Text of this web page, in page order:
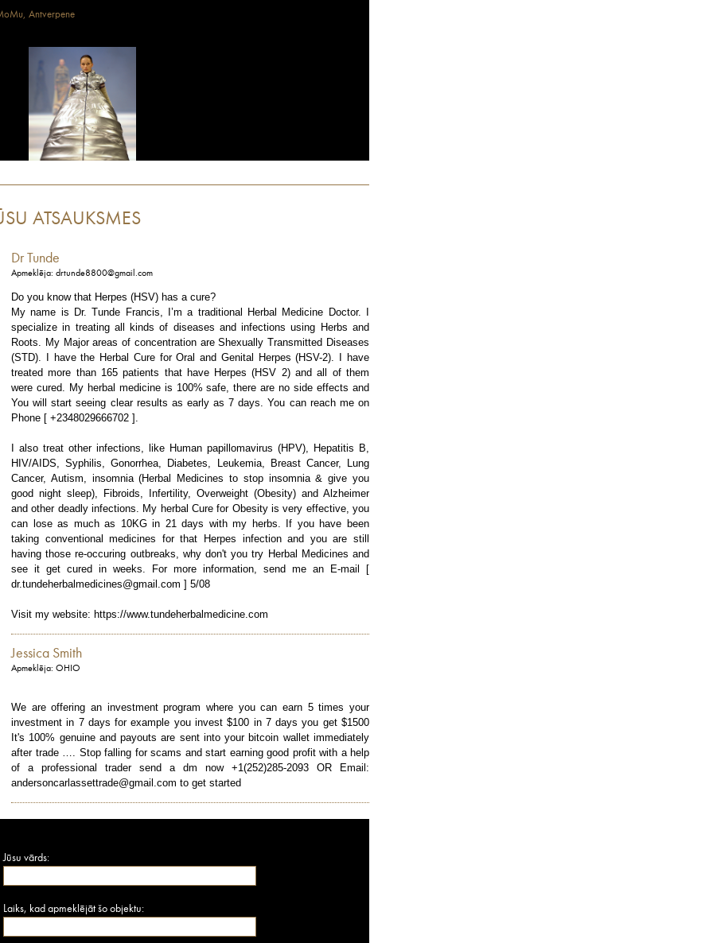
Antverpene
ATSAUKSMES
Dr Tunde
Apmeklēja: drtunde8800@gmail.com
Do you know that Herpes (HSV) has a cure?
My name is Dr. Tunde Francis, I’m a traditional Herbal Medicine Doctor. I
specialize in treating all kinds of diseases and infections using Herbs and
Roots. My Major areas of concentration are Shexually Transmitted Diseases
(STD). I have the Herbal Cure for Oral and Genital Herpes (HSV-2). I have
treated more than 165 patients that have Herpes (HSV 2) and all of them
were cured. My herbal medicine is 100% safe, there are no side effects and
You will start seeing clear results as early as 7 days. You can reach me on
Phone [ +2348029666702 ].
I also treat other infections, like Human papillomavirus (HPV), Hepatitis B,
HIV/AIDS, Syphilis, Gonorrhea, Diabetes, Leukemia, Breast Cancer, Lung
Cancer, Autism, insomnia (Herbal Medicines to stop insomnia & give you
good night sleep), Fibroids, Infertility, Overweight (Obesity) and Alzheimer
and other deadly infections. My herbal Cure for Obesity is very effective, you
can lose as much as 10KG in 21 days with my herbs. If you have been
taking conventional medicines for that Herpes infection and you are still
having those re-occuring outbreaks, why don't you try Herbal Medicines and
see it get cured in weeks. For more information, send me an E-mail [
dr.tundeherbalmedicines@gmail.com ] 5/08
Visit my website: https://www.tundeherbalmedicine.com
Jessica Smith
Apmeklēja: OHIO
We are offering an investment program where you can earn 5 times your
investment in 7 days for example you invest $100 in 7 days you get $1500
It's 100% genuine and payouts are sent into your bitcoin wallet immediately
after trade …. Stop falling for scams and start earning good profit with a help
of a professional trader send a dm now +1(252)285-2093 OR Email:
andersoncarlassettrade@gmail.com to get started
Jūsu vārds:
Laiks, kad apmeklējāt šo objektu: